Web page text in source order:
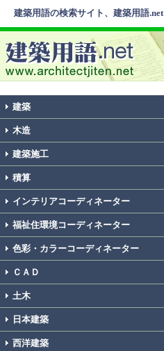
建築用語の検索サイト、建築用語.net
建築
木造
建築施工
積算
インテリアコーディネーター
福祉住環境コーディネーター
色彩・カラーコーディネーター
ＣＡＤ
土木
日本建築
西洋建築